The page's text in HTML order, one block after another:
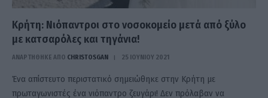
Κρήτη: Νιόπαντροι στο νοσοκομείο μετά από ξύλο
με κατσαρόλες και τηγάνια!
ΑΝΑΡΤΗΘΗΚΕ ΑΠΟ CHRISTOSGAN 25 ΙΟΥΝΊΟΥ 2021
Ένα απίστευτο περιστατικό σημειώθηκε στην Κρήτη με
πρωταγωνιστές ένα νιόπαντρο ζευγάρι! Δεν πρόλαβαν να